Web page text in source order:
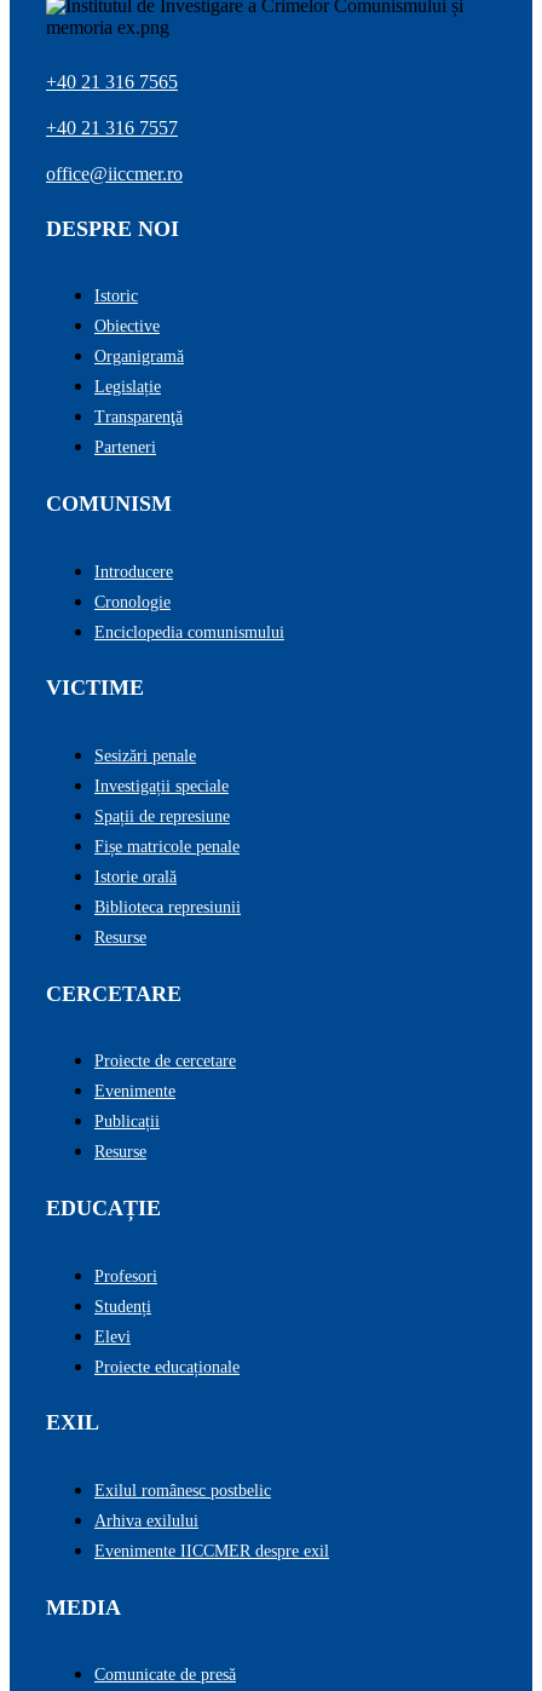
+40 21 316 7565
+40 21 316 7557
office@iiccmer.ro
DESPRE NOI
Istoric
Obiective
Organigramă
Legislație
Transparenţă
Parteneri
COMUNISM
Introducere
Cronologie
Enciclopedia comunismului
VICTIME
Sesizări penale
Investigații speciale
Spații de represiune
Fișe matricole penale
Istorie orală
Biblioteca represiunii
Resurse
CERCETARE
Proiecte de cercetare
Evenimente
Publicații
Resurse
EDUCAȚIE
Profesori
Studenți
Elevi
Proiecte educaționale
EXIL
Exilul românesc postbelic
Arhiva exilului
Evenimente IICCMER despre exil
MEDIA
Comunicate de presă